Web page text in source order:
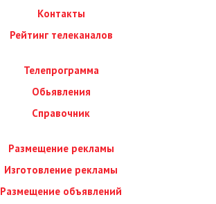
Контакты
Рейтинг телеканалов
Телепрограмма
Обьявления
Справочник
Размещение рекламы
Изготовление рекламы
Размещение объявлений